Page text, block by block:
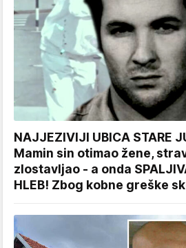
NAJJEZIVIJI UBICA STARE
Mamin sin otimao žene,
zlostavljao - a onda
HLEB! Zbog kobne greške